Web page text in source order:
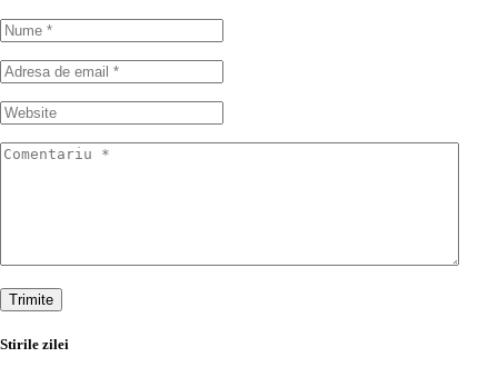
Trimite
Stirile zilei